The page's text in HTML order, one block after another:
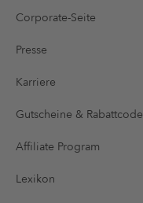
Corporate-Seite
Presse
Karriere
Gutscheine &
Affiliate Program
Lexikon